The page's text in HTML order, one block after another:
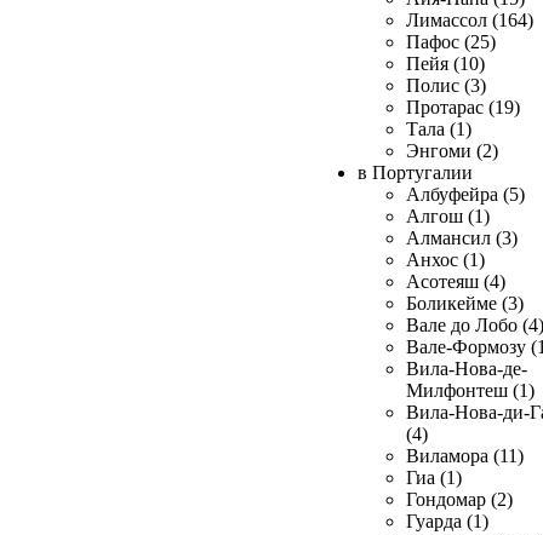
Лимассол (164)
Пафос (25)
Пейя (10)
Полис (3)
Протарас (19)
Тала (1)
Энгоми (2)
в Португалии
Албуфейра (5)
Алгош (1)
Алмансил (3)
Анхос (1)
Асотеяш (4)
Боликейме (3)
Вале до Лобо (4)
Вале-Формозу
Вила-Нова-де-
Милфонтеш (1)
Вила-Нова-ди-
(4)
Виламора (11)
Гиа (1)
Гондомар (2)
Гуарда (1)